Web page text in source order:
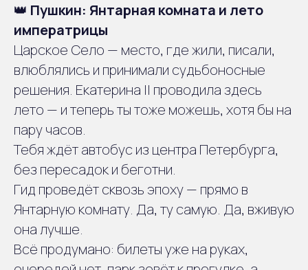
👑 Пушкин: Янтарная комната и лето
императрицы
Царское Село — место, где жили, писали,
влюблялись и принимали судьбоносные
решения. Екатерина II проводила здесь
лето — и теперь ты тоже можешь, хотя бы на
пару часов.
Тебя ждёт автобус из центра Петербурга,
без пересадок и беготни.
Гид проведёт сквозь эпоху — прямо в
Янтарную комнату. Да, ту самую. Да, вживую
она лучше.
Всё продумано: билеты уже на руках,
Поездка
2
Поездка с живым рассказом о
городе и пригородах
Отправление
1
Сбор группы в центре
Петербурга